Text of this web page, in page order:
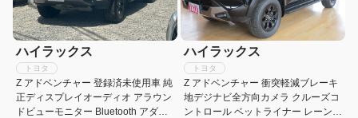
ハイラックス
トヨタ
Z アドベンチャー 登録済未使用車 純
正ディスプレイオーディオ アラウン
ドビューモニター Bluetooth アダプ
ハイラックス
トヨタ
Z アドベンチャー 衝突軽減ブレーキ
地デジナビ全方向カメラ クルーズコ
ントロール ベットライナー レーンキ